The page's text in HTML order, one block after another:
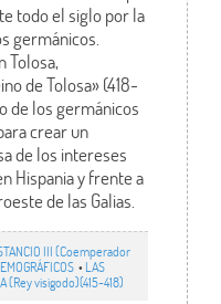
todo el siglo por la
germánicos.
Tolosa,
de Tolosa» (418-
de los germánicos
crear un
de los intereses
Hispania y frente a
de las Galias.
III (Coemperador
• LAS
(Rey visigodo)(415-418)